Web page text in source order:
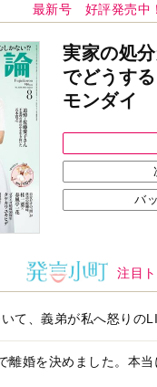
最新号 好評発売中！
実家の処
でどうす
モンダイ
バ
注目
て、義弟が私へ怒りの
離婚を決めました。本当